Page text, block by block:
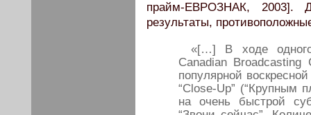
прайм-ЕВРОЗНАК, 2003].
результаты,
«[…] В ходе одного
Canadian
популярной
“Close-Up” (“Крупным
на очень быстрой